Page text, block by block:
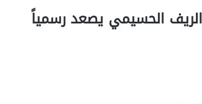
الحسيمي يصعد رسمياً